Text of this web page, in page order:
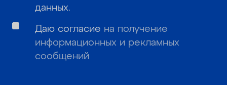
данных.
Даю согласие на получение
информационных и рекламных
сообщений